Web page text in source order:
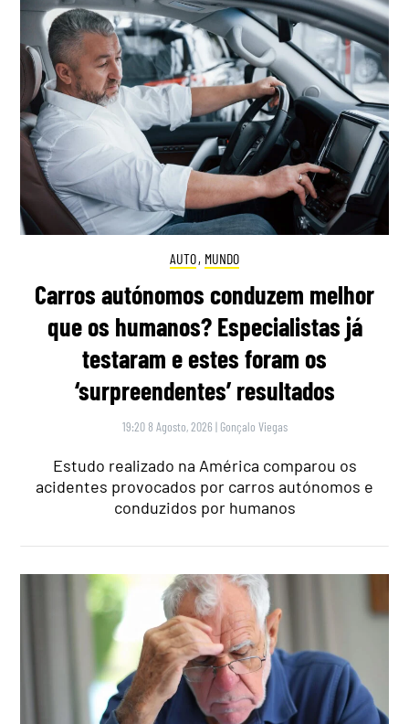
AUTO, MUNDO
Carros autónomos conduzem melhor
que os humanos? Especialistas já
testaram e estes foram os
‘surpreendentes’ resultados
19:20 8 Agosto, 2026 | Gonçalo Viegas
Estudo realizado na América comparou os
acidentes provocados por carros autónomos e
conduzidos por humanos